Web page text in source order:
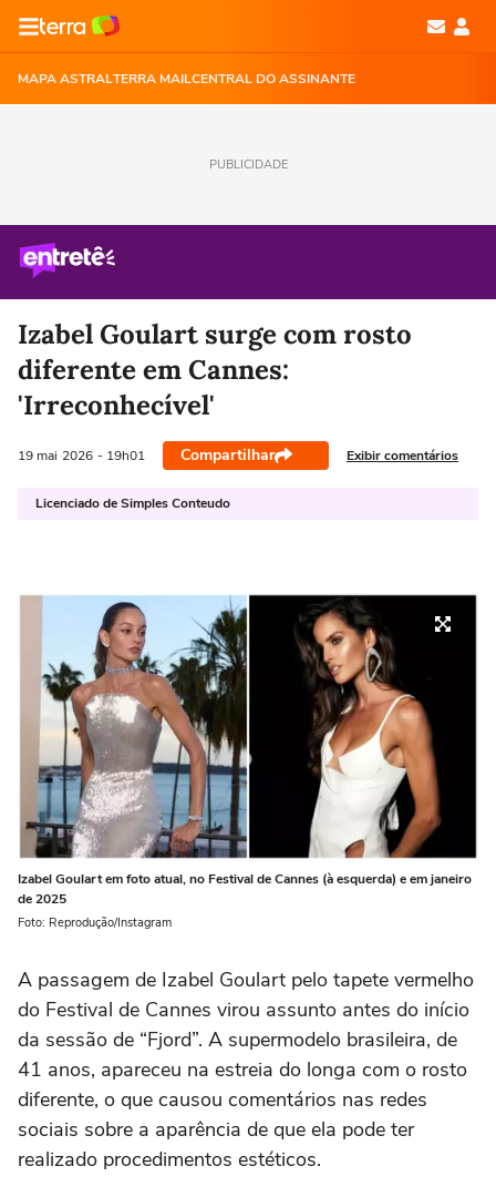
MAPA ASTRALTERRA MAILCENTRAL DO ASSINANTE
PUBLICIDADE
Izabel Goulart surge com rosto
diferente em Cannes:
'Irreconhecível'
19 mai 2026 - 19h01 Compartilhar Exibir comentários
Licenciado de Simples Conteudo
Izabel Goulart em foto atual, no Festival de Cannes (à esquerda) e em janeiro
de 2025
Foto: Reprodução/Instagram
A passagem de Izabel Goulart pelo tapete vermelho
do Festival de Cannes virou assunto antes do início
da sessão de “Fjord”. A supermodelo brasileira, de
41 anos, apareceu na estreia do longa com o rosto
diferente, o que causou comentários nas redes
sociais sobre a aparência de que ela pode ter
realizado procedimentos estéticos.